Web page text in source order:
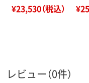
¥23,530（税込）
レビュー（0件）